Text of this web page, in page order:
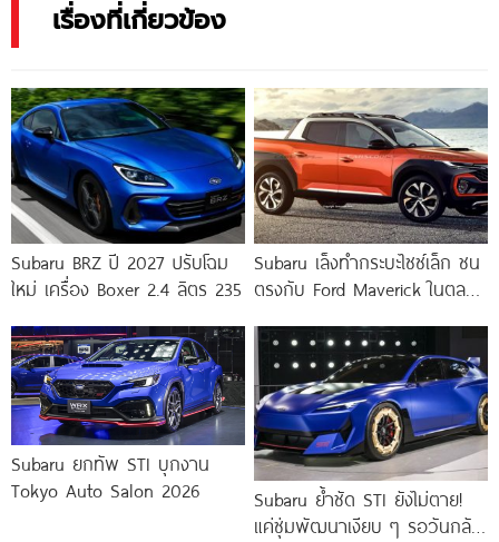
เรื่องที่เกี่ยวข้อง
Subaru BRZ ปี 2027 ปรับโฉม
ใหม่ เครื่อง Boxer 2.4 ลิตร 235
Subaru เล็งทำกระบะไซซ์เล็ก ชน
ตรงกับ Ford Maverick ในตลาด
Subaru ยกทัพ STI บุกงาน
Tokyo Auto Salon 2026
Subaru ย้ำชัด STI ยังไม่ตาย!
แค่ซุ่มพัฒนาเงียบ ๆ รอวันกลับ